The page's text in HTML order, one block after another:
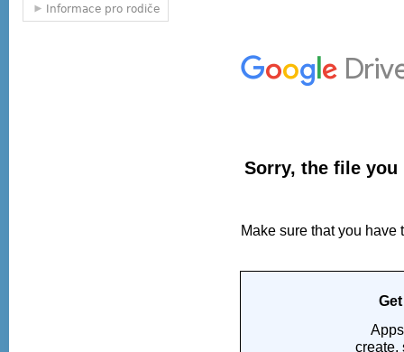
Informace pro rodiče